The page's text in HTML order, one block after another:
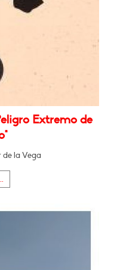
Extremo de
de la Vega